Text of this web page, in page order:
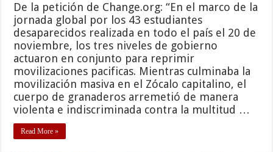
De la petición de Change.org: “En el marco de la
jornada global por los 43 estudiantes
desaparecidos realizada en todo el país el 20 de
noviembre, los tres niveles de gobierno
actuaron en conjunto para reprimir
movilizaciones pacificas. Mientras culminaba la
movilización masiva en el Zócalo capitalino, el
cuerpo de granaderos arremetió de manera
violenta e indiscriminada contra la multitud …
Read More »